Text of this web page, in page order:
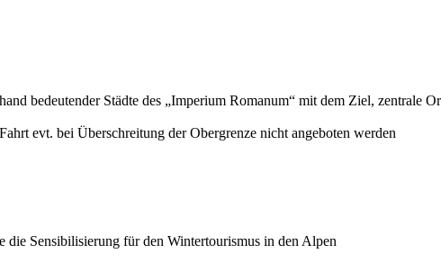
bedeutender Städte des „Imperium Romanum“ mit dem Ziel, zentrale
evt. bei Überschreitung der Obergrenze nicht angeboten werden
Sensibilisierung für den Wintertourismus in den Alpen